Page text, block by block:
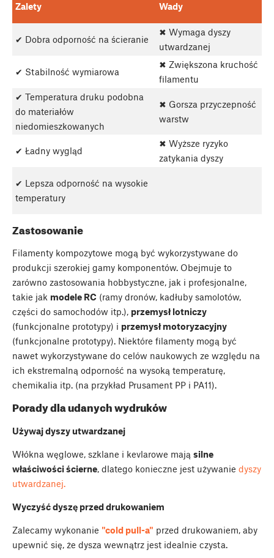
Zalety Wady
✔ Dobra odporność na ścieranie
✖ Wymaga dyszy
utwardzanej
✔ Stabilność wymiarowa
✖ Zwiększona kruchość
filamentu
✔ Temperatura druku podobna
do materiałów
niedomieszkowanych
✖ Gorsza przyczepność
warstw
✔ Ładny wygląd
✖ Wyższe ryzyko
zatykania dyszy
✔ Lepsza odporność na wysokie
temperatury
Zastosowanie
Filamenty kompozytowe mogą być wykorzystywane do
produkcji szerokiej gamy komponentów. Obejmuje to
zarówno zastosowania hobbystyczne, jak i profesjonalne,
takie jak modele RC (ramy dronów, kadłuby samolotów,
części do samochodów itp.), przemysł lotniczy
(funkcjonalne prototypy) i przemysł motoryzacyjny
(funkcjonalne prototypy). Niektóre filamenty mogą być
nawet wykorzystywane do celów naukowych ze względu na
ich ekstremalną odporność na wysoką temperaturę,
chemikalia itp. (na przykład Prusament PP i PA11).
Porady dla udanych wydruków
Używaj dyszy utwardzanej
Włókna węglowe, szklane i kevlarowe mają silne
właściwości ścierne, dlatego konieczne jest używanie dyszy
utwardzanej.
Wyczyść dyszę przed drukowaniem
Zalecamy wykonanie "cold pull-a" przed drukowaniem, aby
upewnić się, że dysza wewnątrz jest idealnie czysta.